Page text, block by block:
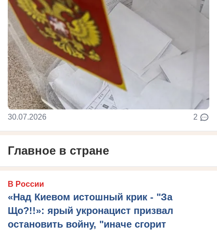
30.07.2026 2
Главное в стране
В России
«Над Киевом истошный крик - "За
Що?!!»: ярый укронацист призвал
остановить войну, "иначе сгорит